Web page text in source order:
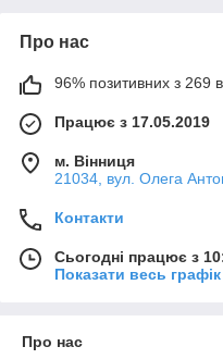
Про нас
96% позитивних з 269
Працює з 17.05.2019
м. Вінниця
21034, вул. Олега
Контакти
Сьогодні працює з
Показати весь
Про нас